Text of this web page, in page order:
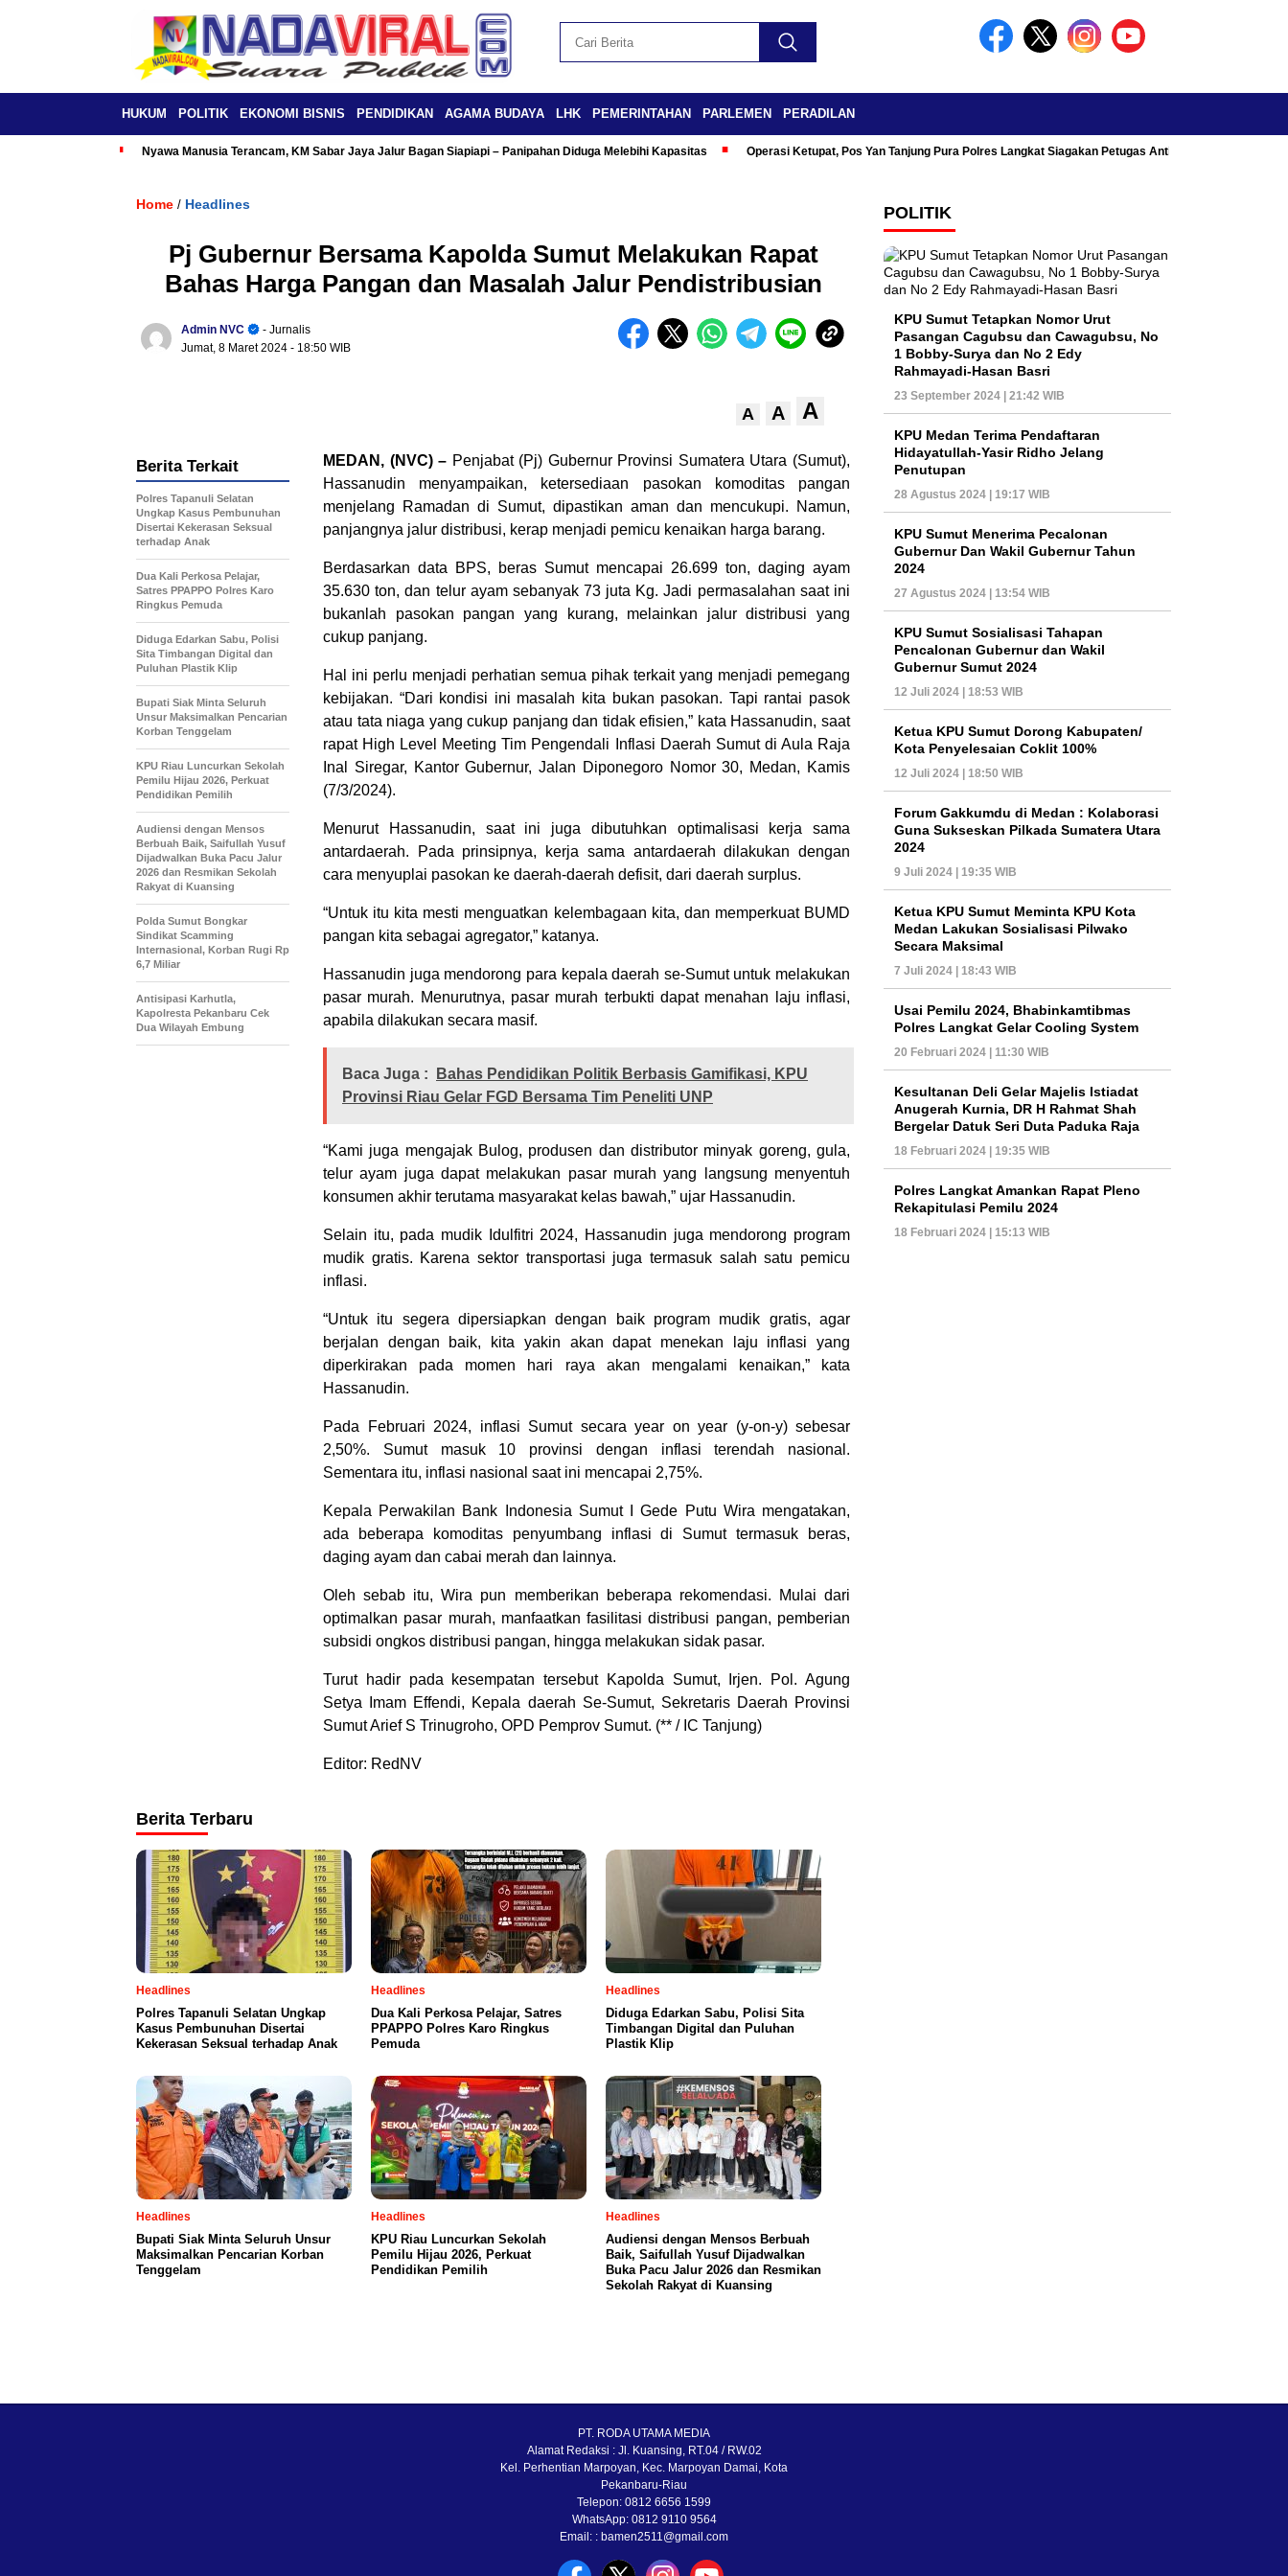
HUKUM POLITIK EKONOMI BISNIS PENDIDIKAN AGAMA BUDAYA LHK PEMERINTAHAN PARLEMEN PERADILAN
Nyawa Manusia Terancam, KM Sabar Jaya Jalur Bagan Siapiapi – Panipahan Diduga Melebihi Kapasitas Operasi Ketupat, Pos Yan Tanjung Pura Polres Langkat Siagakan Petugas Antisipasi Kemacetan
Home / Headlines
Pj Gubernur Bersama Kapolda Sumut Melakukan Rapat
Bahas Harga Pangan dan Masalah Jalur Pendistribusian
Admin NVC
- Jurnalis
Jumat, 8 Maret 2024 - 18:50 WIB
A A A
MEDAN, (NVC) – Penjabat (Pj) Gubernur Provinsi Sumatera Utara (Sumut),
Hassanudin menyampaikan, ketersediaan pasokan komoditas pangan
menjelang Ramadan di Sumut, dipastikan aman dan mencukupi. Namun,
panjangnya jalur distribusi, kerap menjadi pemicu kenaikan harga barang.
Berdasarkan data BPS, beras Sumut mencapai 26.699 ton, daging ayam
35.630 ton, dan telur ayam sebanyak 73 juta Kg. Jadi permasalahan saat ini
bukanlah pasokan pangan yang kurang, melainkan jalur distribusi yang
cukup panjang.
Hal ini perlu menjadi perhatian semua pihak terkait yang menjadi pemegang
kebijakan. “Dari kondisi ini masalah kita bukan pasokan. Tapi rantai pasok
atau tata niaga yang cukup panjang dan tidak efisien,” kata Hassanudin, saat
rapat High Level Meeting Tim Pengendali Inflasi Daerah Sumut di Aula Raja
Inal Siregar, Kantor Gubernur, Jalan Diponegoro Nomor 30, Medan, Kamis
(7/3/2024).
Menurut Hassanudin, saat ini juga dibutuhkan optimalisasi kerja sama
antardaerah. Pada prinsipnya, kerja sama antardaerah dilakukan dengan
cara menyuplai pasokan ke daerah-daerah defisit, dari daerah surplus.
“Untuk itu kita mesti menguatkan kelembagaan kita, dan memperkuat BUMD
pangan kita sebagai agregator,” katanya.
Hassanudin juga mendorong para kepala daerah se-Sumut untuk melakukan
pasar murah. Menurutnya, pasar murah terbukti dapat menahan laju inflasi,
apabila dilakukan secara masif.
Baca Juga :
Bahas Pendidikan Politik Berbasis Gamifikasi, KPU
Provinsi Riau Gelar FGD Bersama Tim Peneliti UNP
“Kami juga mengajak Bulog, produsen dan distributor minyak goreng, gula,
telur ayam juga dapat melakukan pasar murah yang langsung menyentuh
konsumen akhir terutama masyarakat kelas bawah,” ujar Hassanudin.
Selain itu, pada mudik Idulfitri 2024, Hassanudin juga mendorong program
mudik gratis. Karena sektor transportasi juga termasuk salah satu pemicu
inflasi.
“Untuk itu segera dipersiapkan dengan baik program mudik gratis, agar
berjalan dengan baik, kita yakin akan dapat menekan laju inflasi yang
diperkirakan pada momen hari raya akan mengalami kenaikan,” kata
Hassanudin.
Pada Februari 2024, inflasi Sumut secara year on year (y-on-y) sebesar
2,50%. Sumut masuk 10 provinsi dengan inflasi terendah nasional.
Sementara itu, inflasi nasional saat ini mencapai 2,75%.
Kepala Perwakilan Bank Indonesia Sumut I Gede Putu Wira mengatakan,
ada beberapa komoditas penyumbang inflasi di Sumut termasuk beras,
daging ayam dan cabai merah dan lainnya.
Oleh sebab itu, Wira pun memberikan beberapa rekomendasi. Mulai dari
optimalkan pasar murah, manfaatkan fasilitasi distribusi pangan, pemberian
subsidi ongkos distribusi pangan, hingga melakukan sidak pasar.
Turut hadir pada kesempatan tersebut Kapolda Sumut, Irjen. Pol. Agung
Setya Imam Effendi, Kepala daerah Se-Sumut, Sekretaris Daerah Provinsi
Sumut Arief S Trinugroho, OPD Pemprov Sumut. (** / IC Tanjung)
Editor: RedNV
Berita Terkait
Polres Tapanuli Selatan
Ungkap Kasus Pembunuhan
Disertai Kekerasan Seksual
terhadap Anak
Dua Kali Perkosa Pelajar,
Satres PPAPPO Polres Karo
Ringkus Pemuda
Diduga Edarkan Sabu, Polisi
Sita Timbangan Digital dan
Puluhan Plastik Klip
Bupati Siak Minta Seluruh
Unsur Maksimalkan Pencarian
Korban Tenggelam
KPU Riau Luncurkan Sekolah
Pemilu Hijau 2026, Perkuat
Pendidikan Pemilih
Audiensi dengan Mensos
Berbuah Baik, Saifullah Yusuf
Dijadwalkan Buka Pacu Jalur
2026 dan Resmikan Sekolah
Rakyat di Kuansing
Polda Sumut Bongkar
Sindikat Scamming
Internasional, Korban Rugi Rp
6,7 Miliar
Antisipasi Karhutla,
Kapolresta Pekanbaru Cek
Dua Wilayah Embung
Berita Terbaru
Headlines
Polres Tapanuli Selatan Ungkap
Kasus Pembunuhan Disertai
Kekerasan Seksual terhadap Anak
Headlines
Dua Kali Perkosa Pelajar, Satres
PPAPPO Polres Karo Ringkus
Pemuda
Headlines
Diduga Edarkan Sabu, Polisi Sita
Timbangan Digital dan Puluhan
Plastik Klip
Headlines
Bupati Siak Minta Seluruh Unsur
Maksimalkan Pencarian Korban
Tenggelam
Headlines
KPU Riau Luncurkan Sekolah
Pemilu Hijau 2026, Perkuat
Pendidikan Pemilih
Headlines
Audiensi dengan Mensos Berbuah
Baik, Saifullah Yusuf Dijadwalkan
Buka Pacu Jalur 2026 dan Resmikan
Sekolah Rakyat di Kuansing
POLITIK
KPU Sumut Tetapkan Nomor Urut
Pasangan Cagubsu dan Cawagubsu, No
1 Bobby-Surya dan No 2 Edy
Rahmayadi-Hasan Basri
23 September 2024 | 21:42 WIB
KPU Medan Terima Pendaftaran
Hidayatullah-Yasir Ridho Jelang
Penutupan
28 Agustus 2024 | 19:17 WIB
KPU Sumut Menerima Pecalonan
Gubernur Dan Wakil Gubernur Tahun
2024
27 Agustus 2024 | 13:54 WIB
KPU Sumut Sosialisasi Tahapan
Pencalonan Gubernur dan Wakil
Gubernur Sumut 2024
12 Juli 2024 | 18:53 WIB
Ketua KPU Sumut Dorong Kabupaten/
Kota Penyelesaian Coklit 100%
12 Juli 2024 | 18:50 WIB
Forum Gakkumdu di Medan : Kolaborasi
Guna Sukseskan Pilkada Sumatera Utara
2024
9 Juli 2024 | 19:35 WIB
Ketua KPU Sumut Meminta KPU Kota
Medan Lakukan Sosialisasi Pilwako
Secara Maksimal
7 Juli 2024 | 18:43 WIB
Usai Pemilu 2024, Bhabinkamtibmas
Polres Langkat Gelar Cooling System
20 Februari 2024 | 11:30 WIB
Kesultanan Deli Gelar Majelis Istiadat
Anugerah Kurnia, DR H Rahmat Shah
Bergelar Datuk Seri Duta Paduka Raja
18 Februari 2024 | 19:35 WIB
Polres Langkat Amankan Rapat Pleno
Rekapitulasi Pemilu 2024
18 Februari 2024 | 15:13 WIB
PT. RODA UTAMA MEDIA
Alamat Redaksi : Jl. Kuansing, RT.04 / RW.02
Kel. Perhentian Marpoyan, Kec. Marpoyan Damai, Kota
Pekanbaru-Riau
Telepon: 0812 6656 1599
WhatsApp: 0812 9110 9564
Email: : bamen2511@gmail.com